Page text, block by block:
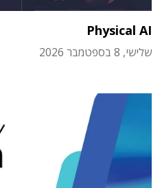
Physical AI
שלישי, 8 בספטמבר 2026